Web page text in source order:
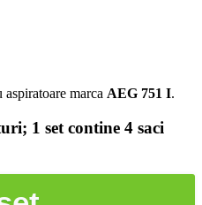
marca AEG 751 I.
1 set contine 4 saci